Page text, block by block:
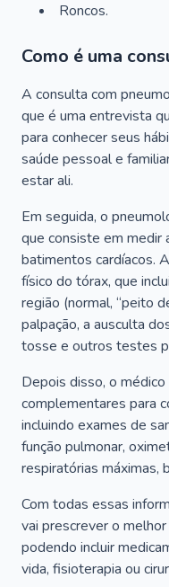
Roncos.
Como é uma
A consulta com
que é uma entrevista
para conhecer seus
saúde pessoal e
estar ali.
Em seguida, o
que consiste em medir
batimentos cardíacos.
físico do tórax, que
região (normal, “peito
palpação, a ausculta
tosse e outros testes
Depois disso, o
complementares para
incluindo exames de
função pulmonar,
respiratórias máximas,
Com todas essas
vai prescrever o
podendo incluir
vida, fisioterapia ou